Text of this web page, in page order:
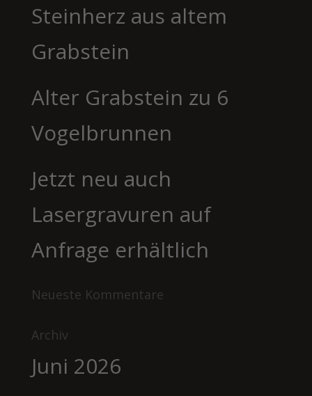
Steinherz aus altem
Grabstein
Alter Grabstein zu 6
Vogelbrunnen
Jetzt neu auch
Lasergravuren auf
Anfrage erhältlich
Neueste Kommentare
Archiv
Juni 2026